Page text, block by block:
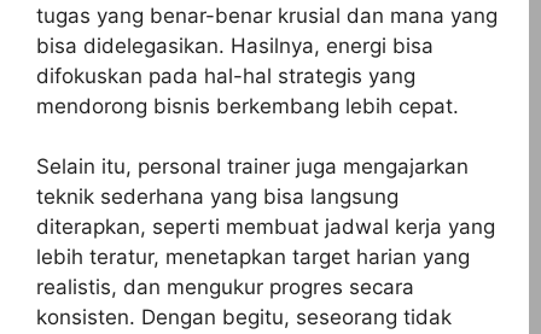
tugas yang benar-benar krusial dan mana yang
bisa didelegasikan. Hasilnya, energi bisa
difokuskan pada hal-hal strategis yang
mendorong bisnis berkembang lebih cepat.
Selain itu, personal trainer juga mengajarkan
teknik sederhana yang bisa langsung
diterapkan, seperti membuat jadwal kerja yang
lebih teratur, menetapkan target harian yang
realistis, dan mengukur progres secara
konsisten. Dengan begitu, seseorang tidak